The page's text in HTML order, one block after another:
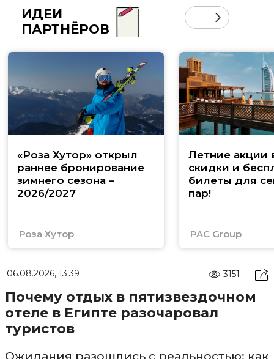
ИДЕИ
ПАРТНЁРОВ
«Роза Хутор» открыл
раннее бронирование
зимнего сезона –
2026/2027
Роза Хутор
Летние акции
скидки и
билеты для
пар!
PAC Group
06.08.2026, 13:39 3151
Почему отдых в пятизвездочном
отеле в Египте разочаровал
туристов